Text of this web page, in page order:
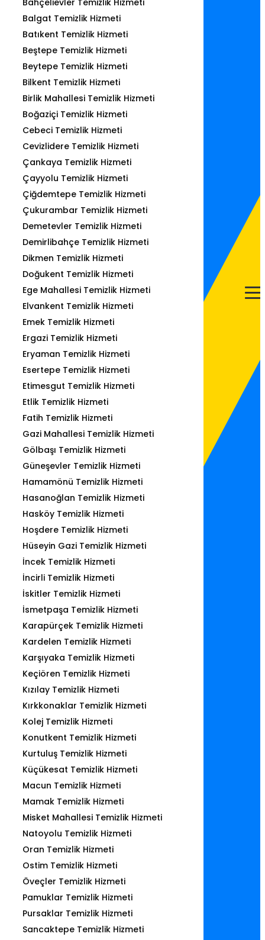
Bahçelievler Temizlik Hizmeti
Balgat Temizlik Hizmeti
Batıkent Temizlik Hizmeti
Beştepe Temizlik Hizmeti
Beytepe Temizlik Hizmeti
Bilkent Temizlik Hizmeti
Birlik Mahallesi Temizlik Hizmeti
Boğaziçi Temizlik Hizmeti
Cebeci Temizlik Hizmeti
Cevizlidere Temizlik Hizmeti
Çankaya Temizlik Hizmeti
Çayyolu Temizlik Hizmeti
Çiğdemtepe Temizlik Hizmeti
Çukurambar Temizlik Hizmeti
Demetevler Temizlik Hizmeti
Demirlibahçe Temizlik Hizmeti
Dikmen Temizlik Hizmeti
Doğukent Temizlik Hizmeti
Ege Mahallesi Temizlik Hizmeti
Elvankent Temizlik Hizmeti
Emek Temizlik Hizmeti
Ergazi Temizlik Hizmeti
Eryaman Temizlik Hizmeti
Esertepe Temizlik Hizmeti
Etimesgut Temizlik Hizmeti
Etlik Temizlik Hizmeti
Fatih Temizlik Hizmeti
Gazi Mahallesi Temizlik Hizmeti
Gölbaşı Temizlik Hizmeti
Güneşevler Temizlik Hizmeti
Hamamönü Temizlik Hizmeti
Hasanoğlan Temizlik Hizmeti
Hasköy Temizlik Hizmeti
Hoşdere Temizlik Hizmeti
Hüseyin Gazi Temizlik Hizmeti
İncek Temizlik Hizmeti
İncirli Temizlik Hizmeti
İskitler Temizlik Hizmeti
İsmetpaşa Temizlik Hizmeti
Karapürçek Temizlik Hizmeti
Kardelen Temizlik Hizmeti
Karşıyaka Temizlik Hizmeti
Keçiören Temizlik Hizmeti
Kızılay Temizlik Hizmeti
Kırkkonaklar Temizlik Hizmeti
Kolej Temizlik Hizmeti
Konutkent Temizlik Hizmeti
Kurtuluş Temizlik Hizmeti
Küçükesat Temizlik Hizmeti
Macun Temizlik Hizmeti
Mamak Temizlik Hizmeti
Misket Mahallesi Temizlik Hizmeti
Natoyolu Temizlik Hizmeti
Oran Temizlik Hizmeti
Ostim Temizlik Hizmeti
Öveçler Temizlik Hizmeti
Pamuklar Temizlik Hizmeti
Pursaklar Temizlik Hizmeti
Sancaktepe Temizlik Hizmeti